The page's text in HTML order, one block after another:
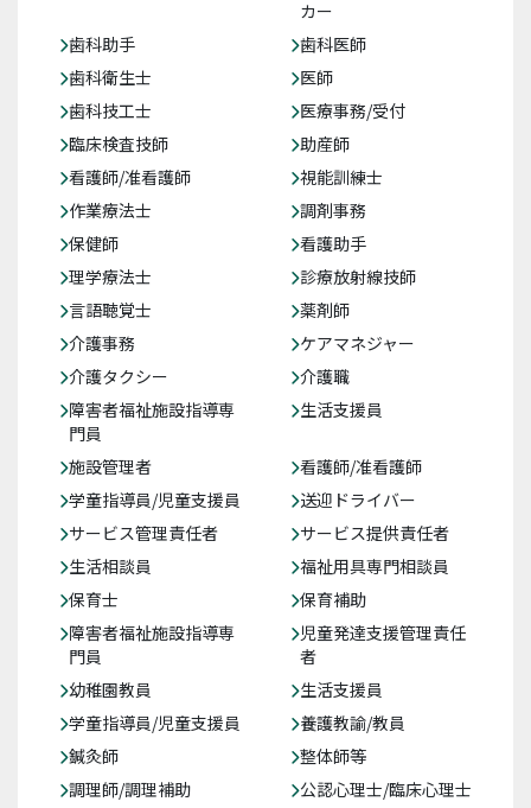
カー
歯科助手
歯科医師
歯科衛生士
医師
歯科技工士
医療事務/受付
臨床検査技師
助産師
看護師/准看護師
視能訓練士
作業療法士
調剤事務
保健師
看護助手
理学療法士
診療放射線技師
言語聴覚士
薬剤師
介護事務
ケアマネジャー
介護タクシー
介護職
障害者福祉施設指導専
門員
生活支援員
施設管理者
看護師/准看護師
学童指導員/児童支援員
送迎ドライバー
サービス管理責任者
サービス提供責任者
生活相談員
福祉用具専門相談員
保育士
保育補助
障害者福祉施設指導専
門員
児童発達支援管理責任
者
幼稚園教員
生活支援員
学童指導員/児童支援員
養護教諭/教員
鍼灸師
整体師等
調理師/調理補助
公認心理士/臨床心理士